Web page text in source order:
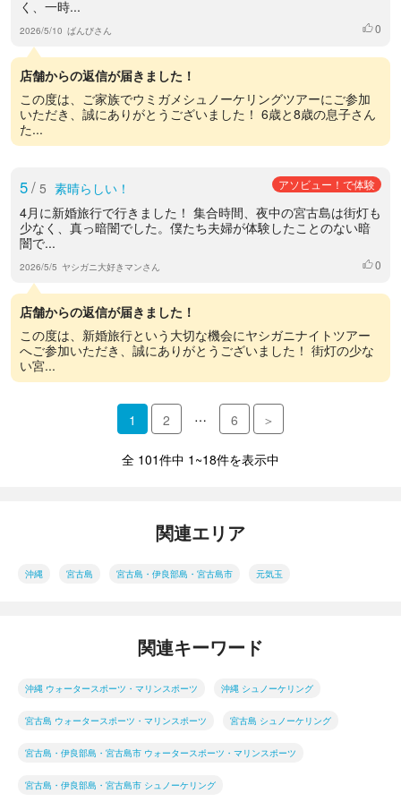
く、一時...
2026/5/10 ばんびさん いいね
0
店舗からの返信が届きました！
この度は、ご家族でウミガメシュノーケリングツアーにご参加
いただき、誠にありがとうございました！ 6歳と8歳の息子さん
た...
5/ 5 素晴らしい！ アソビュー！で体験
4月に新婚旅行で行きました！ 集合時間、夜中の宮古島は街灯も
少なく、真っ暗闇でした。僕たち夫婦が体験したことのない暗
闇で...
2026/5/5 ヤシガニ大好きマンさん いいね
0
店舗からの返信が届きました！
この度は、新婚旅行という大切な機会にヤシガニナイトツアー
へご参加いただき、誠にありがとうございました！ 街灯の少な
い宮...
1 2 … 6 ＞
全 101件中 1~18件を表示中
関連エリア
沖縄 宮古島 宮古島・伊良部島・宮古島市 元気玉
関連キーワード
沖縄 ウォータースポーツ・マリンスポーツ 沖縄 シュノーケリング
宮古島 ウォータースポーツ・マリンスポーツ 宮古島 シュノーケリング
宮古島・伊良部島・宮古島市 ウォータースポーツ・マリンスポーツ
宮古島・伊良部島・宮古島市 シュノーケリング